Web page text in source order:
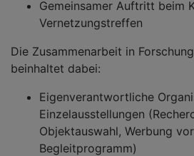
Gemeinsamer Auftritt beim
Vernetzungstreffen
Die Zusammenarbeit in
beinhaltet dabei:
Eigenverantwortliche
Einzelausstellungen
Objektauswahl, Werbung
Begleitprogramm)